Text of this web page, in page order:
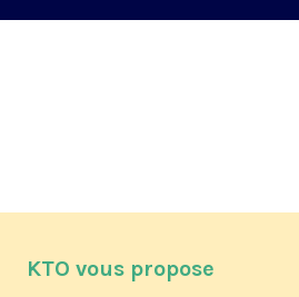
KTO vous propose